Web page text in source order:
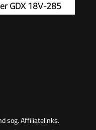
GDX 18V-285
sog. Affiliatelinks.